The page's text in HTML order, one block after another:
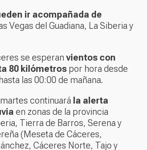
ir acompañada de
Vegas del Guadiana, La Siberia y
se esperan vientos con
80 kilómetros por hora desde
las 00:00 de mañana.
continuará la alerta
en zonas de la provincia
Tierra de Barros, Serena y
(Meseta de Cáceres,
Cáceres Norte, Tajo y